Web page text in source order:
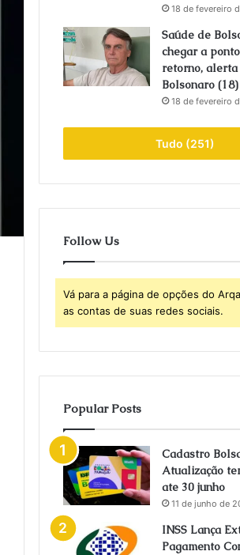
18 de fevereiro
Saúde de
chegar a
retorno,
Bolsonaro (18)
18 de fevereiro
Tudo (251)
Follow Us
Vá para a página de opções do
as contas de suas redes sociais.
Popular Posts
Cadastro
Atualização
ate 30 junho
11 de junho de
INSS Lança
Pagamento